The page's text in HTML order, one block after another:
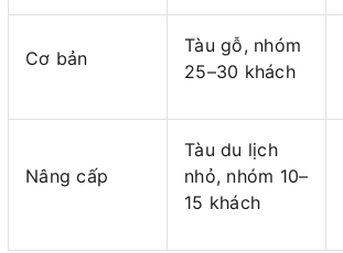
Cơ bản
Tàu gỗ, nhóm
25–30 khách
Nâng cấp
Tàu du lịch
nhỏ, nhóm 10–
15 khách